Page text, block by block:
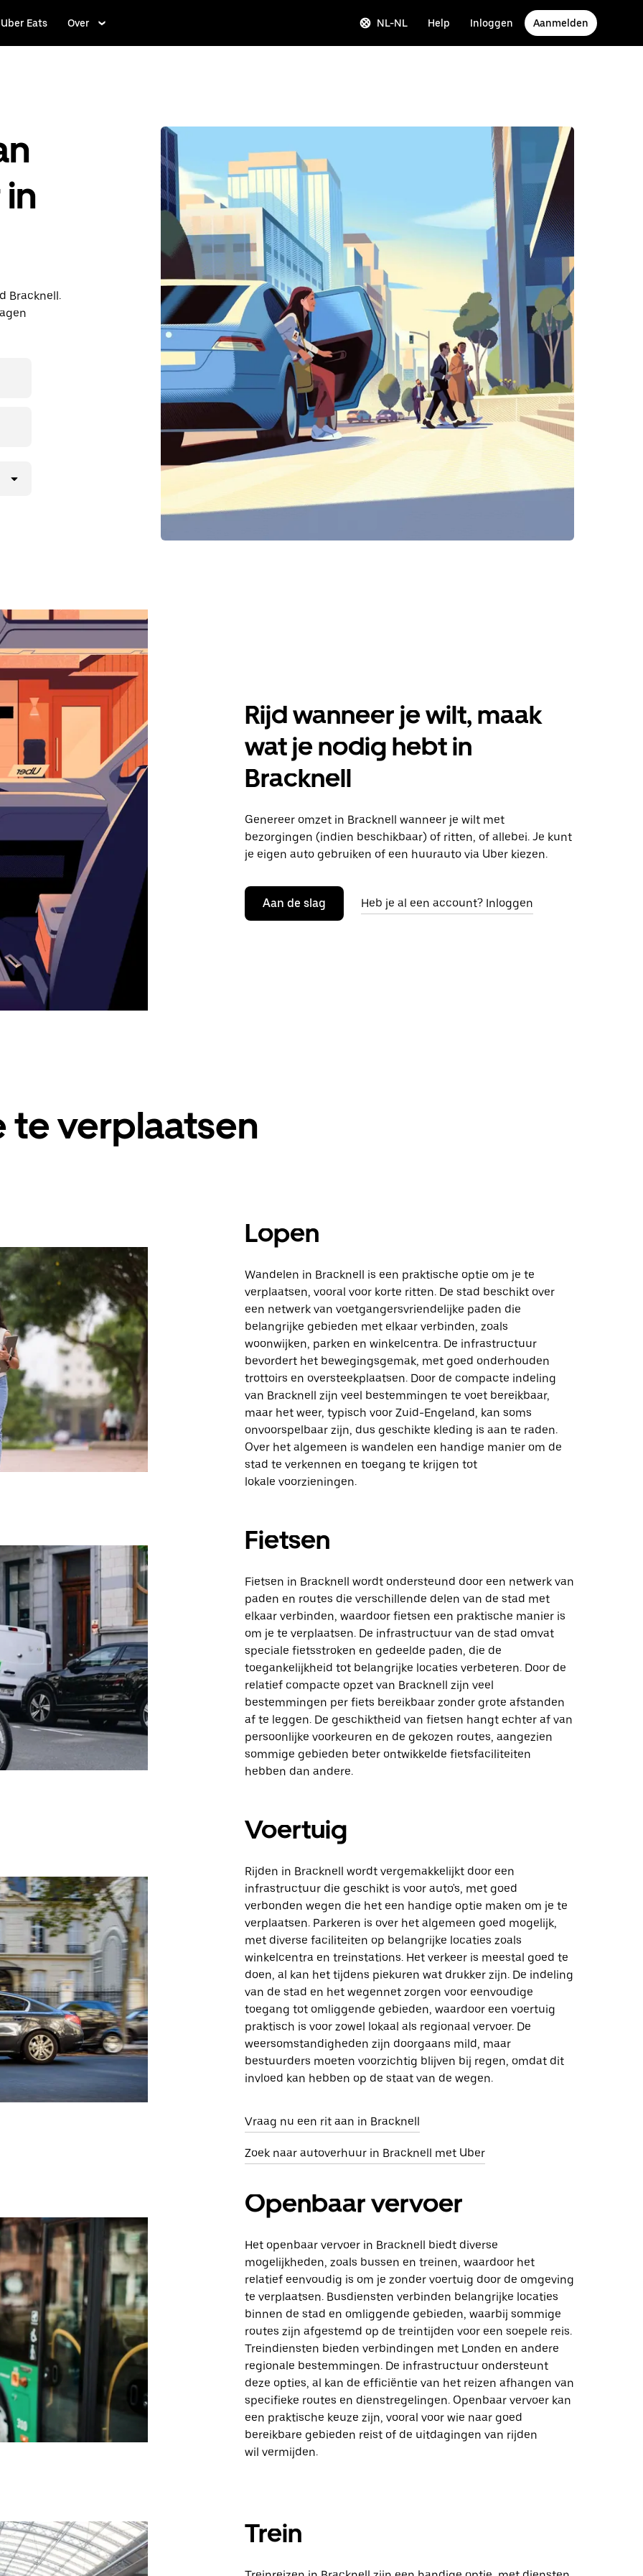
Uber Eats Over NL-NL Help Inloggen Aanmelden
Bracknell.
Rijd wanneer je wilt, maak
wat je nodig hebt in
Bracknell
Genereer omzet in Bracknell wanneer je wilt met
bezorgingen (indien beschikbaar) of ritten, of allebei. Je kunt
je eigen auto gebruiken of een huurauto via Uber kiezen.
Aan de slag Heb je al een account? Inloggen
te verplaatsen
Lopen
Wandelen in Bracknell is een praktische optie om je te
verplaatsen, vooral voor korte ritten. De stad beschikt over
een netwerk van voetgangersvriendelijke paden die
belangrijke gebieden met elkaar verbinden, zoals
woonwijken, parken en winkelcentra. De infrastructuur
bevordert het bewegingsgemak, met goed onderhouden
trottoirs en oversteekplaatsen. Door de compacte indeling
van Bracknell zijn veel bestemmingen te voet bereikbaar,
maar het weer, typisch voor Zuid-Engeland, kan soms
onvoorspelbaar zijn, dus geschikte kleding is aan te raden.
Over het algemeen is wandelen een handige manier om de
stad te verkennen en toegang te krijgen tot
lokale voorzieningen.
Fietsen
Fietsen in Bracknell wordt ondersteund door een netwerk van
paden en routes die verschillende delen van de stad met
elkaar verbinden, waardoor fietsen een praktische manier is
om je te verplaatsen. De infrastructuur van de stad omvat
speciale fietsstroken en gedeelde paden, die de
toegankelijkheid tot belangrijke locaties verbeteren. Door de
relatief compacte opzet van Bracknell zijn veel
bestemmingen per fiets bereikbaar zonder grote afstanden
af te leggen. De geschiktheid van fietsen hangt echter af van
persoonlijke voorkeuren en de gekozen routes, aangezien
sommige gebieden beter ontwikkelde fietsfaciliteiten
hebben dan andere.
Voertuig
Rijden in Bracknell wordt vergemakkelijkt door een
infrastructuur die geschikt is voor auto's, met goed
verbonden wegen die het een handige optie maken om je te
verplaatsen. Parkeren is over het algemeen goed mogelijk,
met diverse faciliteiten op belangrijke locaties zoals
winkelcentra en treinstations. Het verkeer is meestal goed te
doen, al kan het tijdens piekuren wat drukker zijn. De indeling
van de stad en het wegennet zorgen voor eenvoudige
toegang tot omliggende gebieden, waardoor een voertuig
praktisch is voor zowel lokaal als regionaal vervoer. De
weersomstandigheden zijn doorgaans mild, maar
bestuurders moeten voorzichtig blijven bij regen, omdat dit
invloed kan hebben op de staat van de wegen.
Vraag nu een rit aan in Bracknell
Zoek naar autoverhuur in Bracknell met Uber
Openbaar vervoer
Het openbaar vervoer in Bracknell biedt diverse
mogelijkheden, zoals bussen en treinen, waardoor het
relatief eenvoudig is om je zonder voertuig door de omgeving
te verplaatsen. Busdiensten verbinden belangrijke locaties
binnen de stad en omliggende gebieden, waarbij sommige
routes zijn afgestemd op de treintijden voor een soepele reis.
Treindiensten bieden verbindingen met Londen en andere
regionale bestemmingen. De infrastructuur ondersteunt
deze opties, al kan de efficiëntie van het reizen afhangen van
specifieke routes en dienstregelingen. Openbaar vervoer kan
een praktische keuze zijn, vooral voor wie naar goed
bereikbare gebieden reist of de uitdagingen van rijden
wil vermijden.
Trein